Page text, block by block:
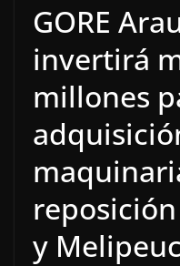
GORE
invertirá
millones
y